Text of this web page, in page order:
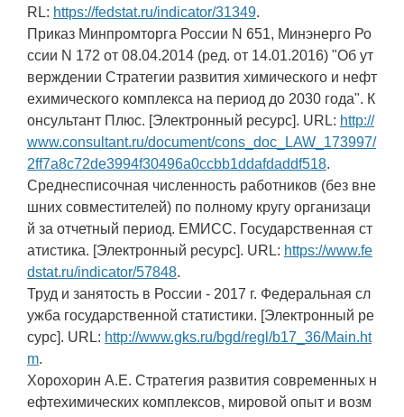
RL: https://fedstat.ru/indicator/31349.
Приказ Минпромторга России N 651, Минэнерго Ро
ссии N 172 от 08.04.2014 (ред. от 14.01.2016) "Об ут
верждении Стратегии развития химического и нефт
ехимического комплекса на период до 2030 года". К
онсультант Плюс. [Электронный ресурс]. URL: http://
www.consultant.ru/document/cons_doc_LAW_173997/
2ff7a8c72de3994f30496a0ccbb1ddafdaddf518.
Среднесписочная численность работников (без вне
шних совместителей) по полному кругу организаци
й за отчетный период. ЕМИСС. Государственная ст
атистика. [Электронный ресурс]. URL: https://www.fe
dstat.ru/indicator/57848.
Труд и занятость в России - 2017 г. Федеральная сл
ужба государственной статистики. [Электронный ре
сурс]. URL: http://www.gks.ru/bgd/regl/b17_36/Main.ht
m.
Хорохорин А.Е. Стратегия развития современных н
ефтехимических комплексов, мировой опыт и возм